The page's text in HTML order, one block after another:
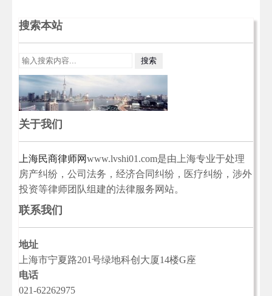
搜索本站
关于我们
上海民商律师网www.lvshi01.com是由上海专业于处理
房产纠纷，公司法务，经济合同纠纷，医疗纠纷，涉外
投资等律师团队组建的法律服务网站。
联系我们
地址
上海市宁夏路201号绿地科创大厦14楼G座
电话
021-62262975